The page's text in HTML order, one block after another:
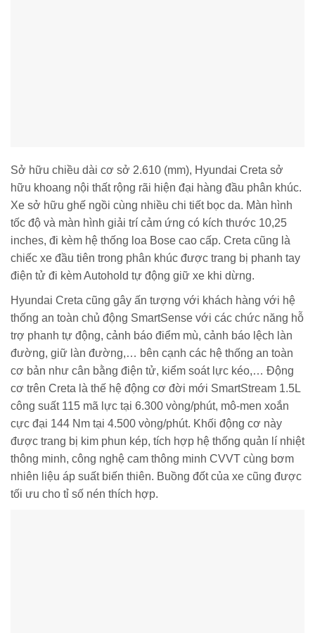
Sở hữu chiều dài cơ sở 2.610 (mm), Hyundai Creta sở
hữu khoang nội thất rộng rãi hiện đại hàng đầu phân khúc.
Xe sở hữu ghế ngồi cùng nhiều chi tiết bọc da. Màn hình
tốc độ và màn hình giải trí cảm ứng có kích thước 10,25
inches, đi kèm hệ thống loa Bose cao cấp. Creta cũng là
chiếc xe đầu tiên trong phân khúc được trang bị phanh tay
điện tử đi kèm Autohold tự động giữ xe khi dừng.
Hyundai Creta cũng gây ấn tượng với khách hàng với hệ
thống an toàn chủ động SmartSense với các chức năng hỗ
trợ phanh tự động, cảnh báo điểm mù, cảnh báo lệch làn
đường, giữ làn đường,… bên cạnh các hệ thống an toàn
cơ bản như cân bằng điện tử, kiểm soát lực kéo,… Động
cơ trên Creta là thế hệ động cơ đời mới SmartStream 1.5L
công suất 115 mã lực tại 6.300 vòng/phút, mô-men xoắn
cực đại 144 Nm tại 4.500 vòng/phút. Khối động cơ này
được trang bị kim phun kép, tích hợp hệ thống quản lí nhiệt
thông minh, công nghệ cam thông minh CVVT cùng bơm
nhiên liệu áp suất biến thiên. Buồng đốt của xe cũng được
tối ưu cho tỉ số nén thích hợp.